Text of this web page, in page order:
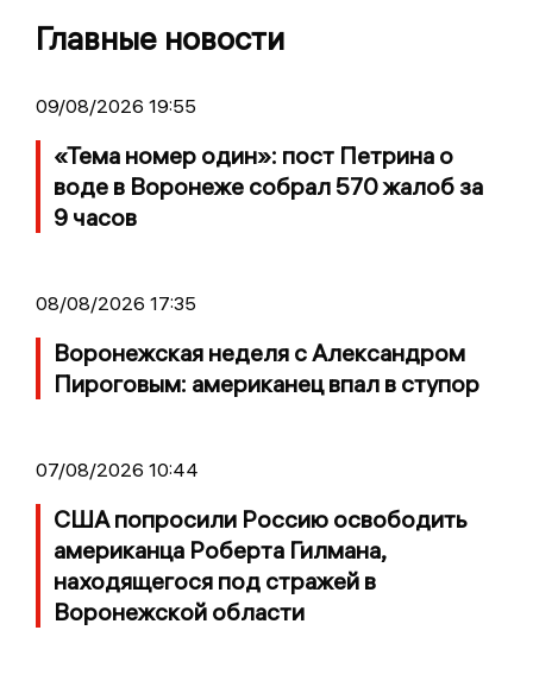
Главные новости
09/08/2026 19:55
«Тема номер один»: пост Петрина о
воде в Воронеже собрал 570 жалоб за
9 часов
08/08/2026 17:35
Воронежская неделя с Александром
Пироговым: американец впал в ступор
07/08/2026 10:44
США попросили Россию освободить
американца Роберта Гилмана,
находящегося под стражей в
Воронежской области